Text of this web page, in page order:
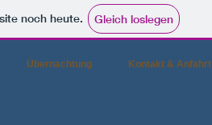
noch heute. Gleich loslegen
Übernachtung Kontakt & Anfahrt